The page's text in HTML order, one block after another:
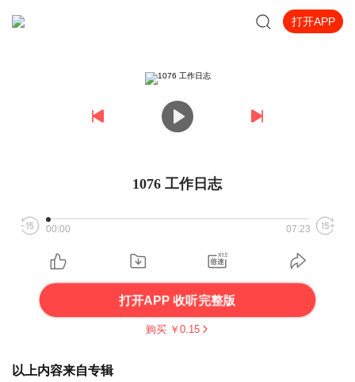
打开APP
1076 工作日志
00:00 07:23
打开APP 收听完整版
购买 ￥ 0.15
以上内容来自专辑